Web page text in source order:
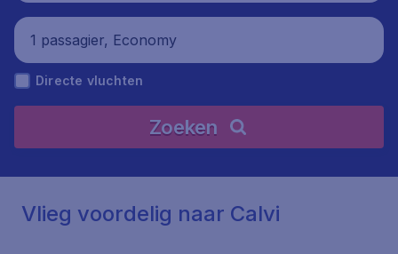
1 passagier, Economy
Directe vluchten
Zoeken
Vlieg voordelig naar Calvi